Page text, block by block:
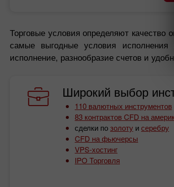
Торговые условия определяют
самые выгодные условия
исполнение, разнообразие счетов и
Широкий выбор
110 валютных инструментов
83 контрактов CFD на
сделки позолоту исеребру
CFD на фьючерсы
VPS-хостинг
IPO Торговля